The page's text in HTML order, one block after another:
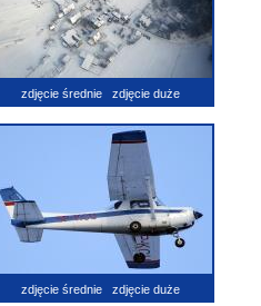
zdjęcie średnie zdjęcie duże
zdjęcie średnie zdjęcie duże